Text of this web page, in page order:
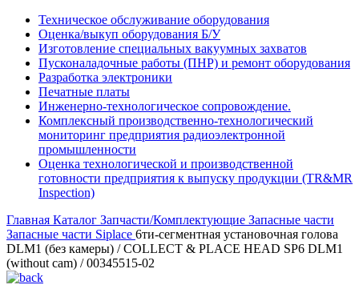
Техническое обслуживание оборудования
Оценка/выкуп оборудования Б/У
Изготовление специальных вакуумных захватов
Пусконаладочные работы (ПНР) и ремонт оборудования
Разработка электроники
Печатные платы
Инженерно-технологическое сопровождение.
Комплексный производственно-технологический
мониторинг предприятия радиоэлектронной
промышленности
Оценка технологической и производственной
готовности предприятия к выпуску продукции (TR&MR
Inspection)
Главная Каталог Запчасти/Комплектующие Запасные части
Запасные части Siplace 6ти-сегментная установочная голова
DLM1 (без камеры) / COLLECT & PLACE HEAD SP6 DLM1
(without cam) / 00345515-02